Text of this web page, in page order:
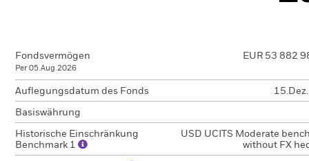
Fondsvermögen
Per 05.Aug.2026
EUR 53 882
Auflegungsdatum des Fonds
Basiswährung
Historische Einschränkung
Benchmark 1
USD UCITS Moderate
without FX